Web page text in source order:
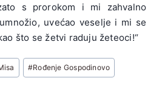
s prorokom i mi zahvalno
uvećao veselje i mi se
što se žetvi raduju žeteoci!“
#Rođenje Gospodinovo